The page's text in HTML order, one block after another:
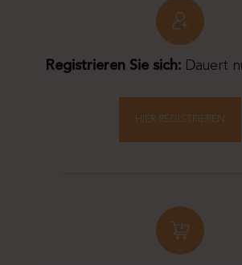
Registrieren Sie sich:Dauert
HIER REGISTRIEREN